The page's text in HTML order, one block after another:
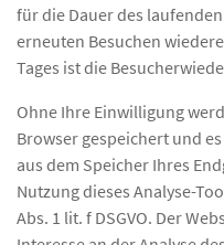
für die Dauer des
erneuten Besuchen
Tages ist die
Ohne Ihre Einwilligung
Browser gespeichert und
aus dem Speicher Ihres
Nutzung dieses Analyse-
Abs. 1 lit. f DSGVO. Der